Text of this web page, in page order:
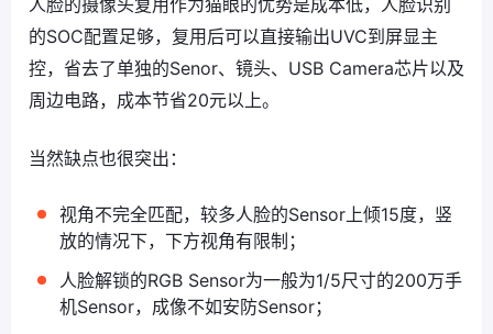
人脸的摄像头复用作为猫眼的优势是成本低，人脸识别
的SOC配置足够，复用后可以直接输出UVC到屏显主
控，省去了单独的Senor、镜头、USB Camera芯片以及
周边电路，成本节省20元以上。
当然缺点也很突出：
视角不完全匹配，较多人脸的Sensor上倾15度，竖
放的情况下，下方视角有限制；
人脸解锁的RGB Sensor为一般为1/5尺寸的200万手
机Sensor，成像不如安防Sensor；